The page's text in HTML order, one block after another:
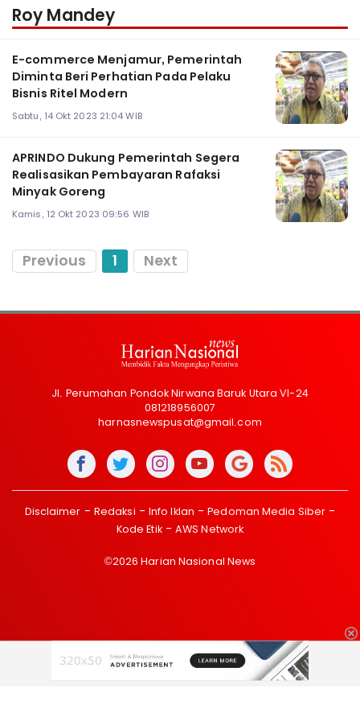
Roy Mandey
E-commerce Menjamur, Pemerintah
Diminta Beri Perhatian Pada Pelaku
Bisnis Ritel Modern
Sabtu, 14 Okt 2023 21:04 WIB
APRINDO Dukung Pemerintah Segera
Realisasikan Pembayaran Rafaksi
Minyak Goreng
Kamis, 12 Okt 2023 09:56 WIB
Previous 1 Next
Jl. Perumahan Pondok Nirwana Baruk Utara VI-24
081218956007
harnasnewspusat@gmail.com
Disclaimer Redaksi Info Iklan
Pedoman Media Siber
Kode Etik
AWS Network
©2026 Harian Nasional News